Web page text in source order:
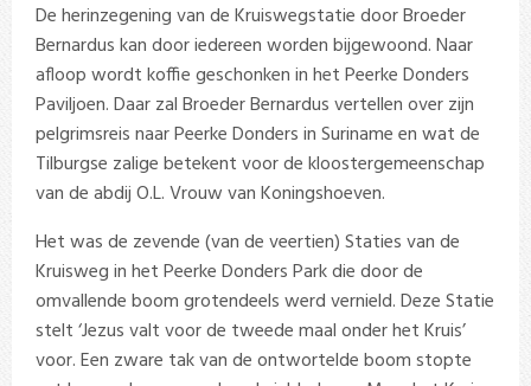
De herinzegening van de Kruiswegstatie door Broeder
Bernardus kan door iedereen worden bijgewoond. Naar
afloop wordt koffie geschonken in het Peerke Donders
Paviljoen. Daar zal Broeder Bernardus vertellen over zijn
pelgrimsreis naar Peerke Donders in Suriname en wat de
Tilburgse zalige betekent voor de kloostergemeenschap
van de abdij O.L. Vrouw van Koningshoeven.
Het was de zevende (van de veertien) Staties van de
Kruisweg in het Peerke Donders Park die door de
omvallende boom grotendeels werd vernield. Deze Statie
stelt ‘Jezus valt voor de tweede maal onder het Kruis’
voor. Een zware tak van de ontwortelde boom stopte